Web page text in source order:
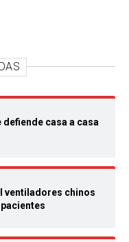
casa a casa
ventiladores chinos